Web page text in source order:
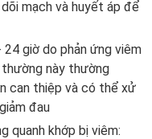
mạch và huyết áp để
giờ do phản ứng viêm
này thường
can thiệp và có thể xử
đau
quanh khớp bị viêm: